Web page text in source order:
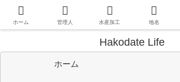
ています。
Hakodate Life
ホーム
ホーム 管理人 水産加工 地名